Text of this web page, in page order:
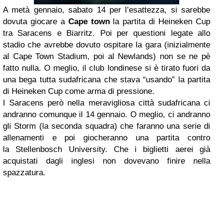
A metà gennaio, sabato 14 per l’esattezza, si sarebbe
dovuta giocare a Cape townla partita di Heineken Cup
tra Saracens e Biarritz. Poi per questioni legate allo
stadio che avrebbe dovuto ospitare la gara (inizialmente
al Cape Town Stadium, poi al Newlands) non se ne pè
fatto nulla. O meglio, il club londinese si è tirato fuori da
una bega tutta sudafricana che stava “usando” la partita
di Heineken Cup come arma di pressione.
I Saracens però nella meravigliosa città sudafricana ci
andranno comunque il 14 gennaio. O meglio, ci andranno
gli Storm (la seconda squadra) che faranno una serie di
allenamenti e poi giocheranno una partita contro
la Stellenbosch University. Che i biglietti aerei già
acquistati dagli inglesi non dovevano finire nella
spazzatura.